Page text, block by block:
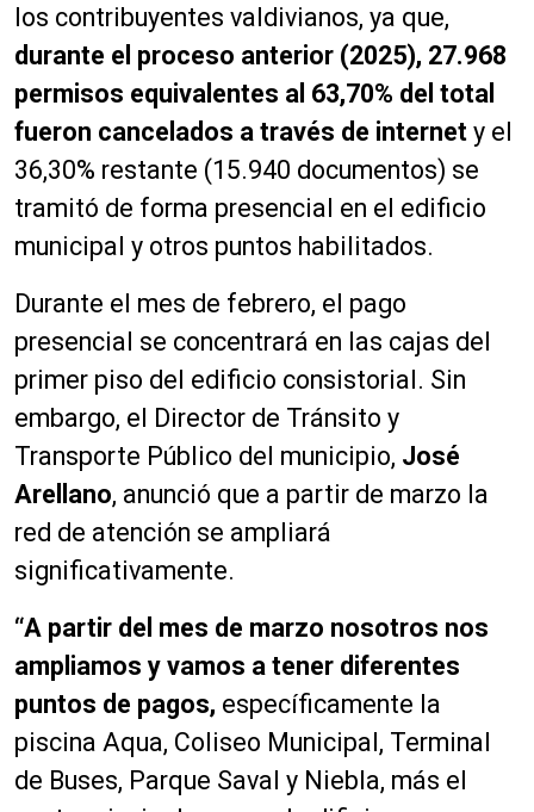
los contribuyentes valdivianos, ya que,
durante el proceso anterior (2025), 27.968
permisos equivalentes al 63,70% del total
fueron cancelados a través de internet y el
36,30% restante (15.940 documentos) se
tramitó de forma presencial en el edificio
municipal y otros puntos habilitados.
Durante el mes de febrero, el pago
presencial se concentrará en las cajas del
primer piso del edificio consistorial. Sin
embargo, el Director de Tránsito y
Transporte Público del municipio, José
Arellano, anunció que a partir de marzo la
red de atención se ampliará
significativamente.
“A partir del mes de marzo nosotros nos
ampliamos y vamos a tener diferentes
puntos de pagos, específicamente la
piscina Aqua, Coliseo Municipal, Terminal
de Buses, Parque Saval y Niebla, más el